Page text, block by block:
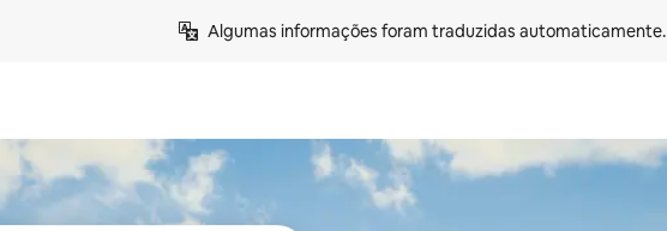
Algumas informações foram traduzidas automaticamente.